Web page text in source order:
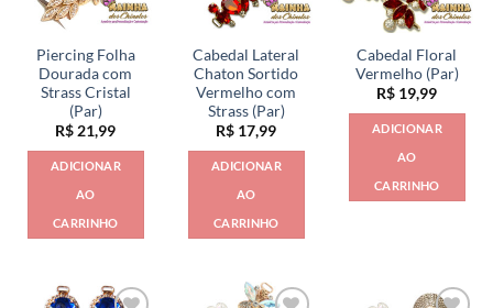
Piercing Folha
Dourada com
Strass Cristal
(Par)
R$21,99
ADICIONAR
AO
CARRINHO
Cabedal Lateral
Chaton Sortido
Vermelho com
Strass (Par)
R$ 17,99
ADICIONAR
AO
CARRINHO
Cabedal Floral
Vermelho (Par)
R$ 19,99
ADICIONAR
AO
CARRINHO